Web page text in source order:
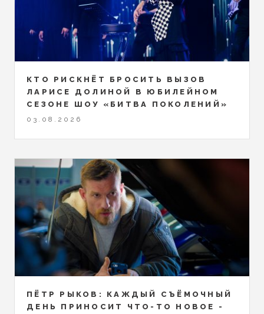
КТО РИСКНЁТ БРОСИТЬ ВЫЗОВ
ЛАРИСЕ ДОЛИНОЙ В ЮБИЛЕЙНОМ
СЕЗОНЕ ШОУ «БИТВА ПОКОЛЕНИЙ»
03.08.2026
ПЁТР РЫКОВ: КАЖДЫЙ СЪЁМОЧНЫЙ
ДЕНЬ ПРИНОСИТ ЧТО-ТО НОВОЕ -